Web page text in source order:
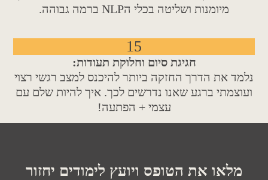
מיומנות ושליטה בכלי הNLP ברמה גבוהה.
15
חגיגת סיום וחלוקת תעודות:
נלמד את הדרך החזקה ביותר להיכנס למצב רגשי רצוי
ועוצמתי ברגע שאנו נדרשים לכך. איך להיות שלם עם
עצמי + הפתעה!
מלאו את הטופס ויועץ לימודים יחזור